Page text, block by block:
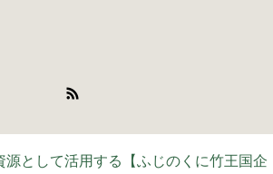
源として活用する【ふじのくに竹王国企